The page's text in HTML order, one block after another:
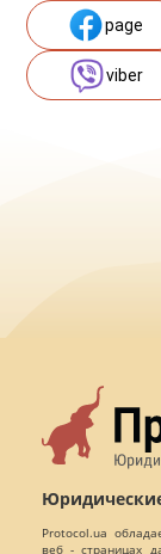
page
viber
Protocol.ua
веб - страницах